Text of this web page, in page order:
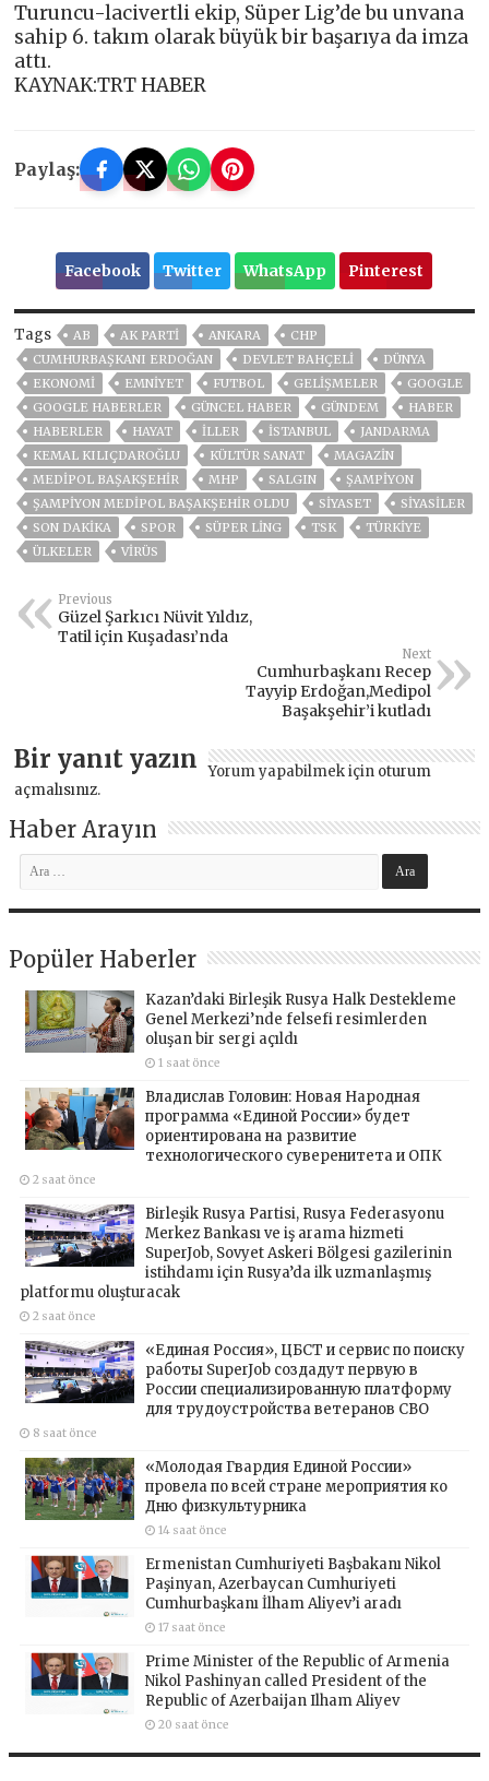
Turuncu-lacivertli ekip, Süper Lig’de bu unvana
sahip 6. takım olarak büyük bir başarıya da imza
attı.
KAYNAK:TRT HABER
Paylaş:
Facebook Twitter WhatsApp Pinterest
Tags AB AK PARTİ ANKARA
CHP
CUMHURBAŞKANI ERDOĞAN
DEVLET BAHÇELİ
DÜNYA
EKONOMİ
EMNİYET FUTBOL GELIŞMELER
GOOGLE
GOOGLE HABERLER
GÜNCEL HABER GÜNDEM
HABER
HABERLER
HAYAT İLLER ISTANBUL
JANDARMA
KEMAL KILIÇDAROĞLU
KÜLTÜR SANAT
MAGAZİN
MEDIPOL BAŞAKŞEHIR
MHP SALGIN
ŞAMPIYON
ŞAMPIYON MEDIPOL BAŞAKŞEHIR OLDU
SİYASET
SİYASİLER
SON DAKIKA
SPOR SÜPER LİNG TSK
TÜRKİYE
ÜLKELER
VIRÜS
Previous
Güzel Şarkıcı Nüvit Yıldız,
Tatil için Kuşadası’nda
Next
Cumhurbaşkanı Recep
Tayyip Erdoğan,Medipol
Başakşehir’i kutladı
Bir yanıt yazın Yorum yapabilmek için oturum
açmalısınız.
Haber Arayın
Popüler Haberler
Kazan’daki Birleşik Rusya Halk Destekleme
Genel Merkezi’nde felsefi resimlerden
oluşan bir sergi açıldı
1 saat önce
Владислав Головин: Новая Народная
программа «Единой России» будет
ориентирована на развитие
технологического суверенитета и ОПК
2 saat önce
Birleşik Rusya Partisi, Rusya Federasyonu
Merkez Bankası ve iş arama hizmeti
SuperJob, Sovyet Askeri Bölgesi gazilerinin
istihdamı için Rusya’da ilk uzmanlaşmış
platformu oluşturacak
2 saat önce
«Единая Россия», ЦБСТ и сервис по поиску
работы SuperJob создадут первую в
России специализированную платформу
для трудоустройства ветеранов СВО
8 saat önce
«Молодая Гвардия Единой России»
провела по всей стране мероприятия ко
Дню физкультурника
14 saat önce
Ermenistan Cumhuriyeti Başbakanı Nikol
Paşinyan, Azerbaycan Cumhuriyeti
Cumhurbaşkanı İlham Aliyev’i aradı
17 saat önce
Prime Minister of the Republic of Armenia
Nikol Pashinyan called President of the
Republic of Azerbaijan Ilham Aliyev
20 saat önce